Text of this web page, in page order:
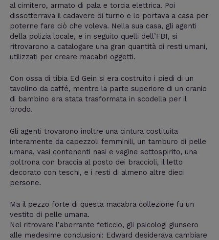
al cimitero, armato di pala e torcia elettrica. Poi
dissotterrava il cadavere di turno e lo portava a casa per
poterne fare ciò che voleva. Nella sua casa, gli agenti
della polizia locale, e in seguito quelli dell’FBI, si
ritrovarono a catalogare una gran quantità di resti umani,
utilizzati per creare macabri oggetti.
Con ossa di tibia Ed Gein si era costruito i piedi di un
tavolino da caffé, mentre la parte superiore di un cranio
di bambino era stata trasformata in scodella per il
brodo.
Gli agenti trovarono inoltre una cintura costituita
interamente da capezzoli femminili, un tamburo di pelle
umana, vasi contenenti nasi e vagine sottospirito, una
poltrona con braccia al posto dei braccioli, il letto
decorato con teschi, e i resti di almeno altre dieci
persone.
Ma il pezzo forte di questa macabra collezione fu un
vestito di pelle umana.
Nel ritrovare l’aberrante feticcio, gli psicologi giunsero
alle medesime conclusioni: Edward desiderava cambiare